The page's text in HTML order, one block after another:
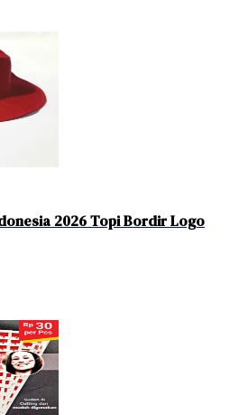
2026 Topi Bordir Logo